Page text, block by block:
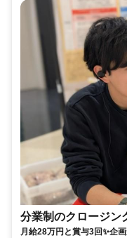
分業制のクロージン
月給28万円と賞与3回✨企